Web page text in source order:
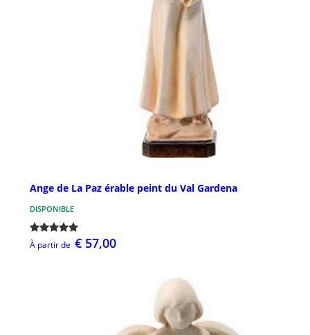
Ange de La Paz érable peint du Val Gardena
DISPONIBLE
À partir de € 57,00